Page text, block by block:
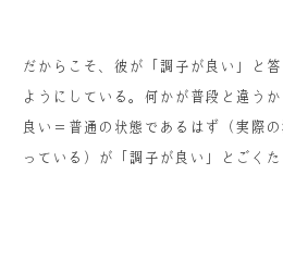
だからこそ、彼が「調子が良い」と
ようにしている。何かが普段と違う
良い＝普通の状態であるはず（実際
っている）が「調子が良い」とごくた